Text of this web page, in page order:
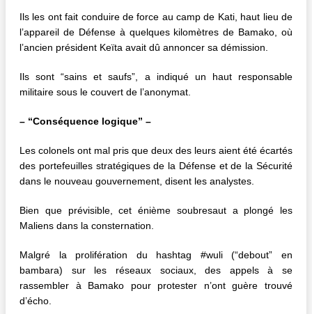
Ils les ont fait conduire de force au camp de Kati, haut lieu de
l’appareil de Défense à quelques kilomètres de Bamako, où
l’ancien président Keïta avait dû annoncer sa démission.
Ils sont “sains et saufs”, a indiqué un haut responsable
militaire sous le couvert de l’anonymat.
– “Conséquence logique” –
Les colonels ont mal pris que deux des leurs aient été écartés
des portefeuilles stratégiques de la Défense et de la Sécurité
dans le nouveau gouvernement, disent les analystes.
Bien que prévisible, cet énième soubresaut a plongé les
Maliens dans la consternation.
Malgré la prolifération du hashtag #wuli (“debout” en
bambara) sur les réseaux sociaux, des appels à se
rassembler à Bamako pour protester n’ont guère trouvé
d’écho.